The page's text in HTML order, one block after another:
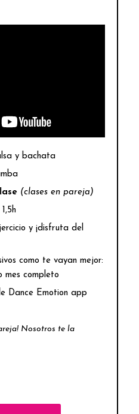
y bachata
(clases en pareja)
y ¡disfruta del
como te vayan mejor:
mes completo
Dance Emotion app
Nosotros te la